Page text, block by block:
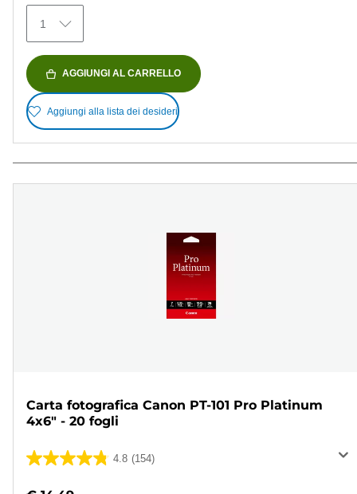
recensioni
1
AGGIUNGI AL CARRELLO
Aggiungi alla lista dei desideri
Carta fotografica Canon PT-101 Pro Platinum
4x6" - 20 fogli
4.8 (154)
4.8